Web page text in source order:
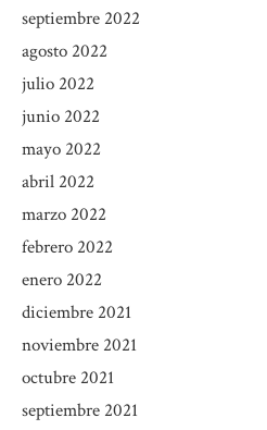
septiembre 2022
agosto 2022
julio 2022
junio 2022
mayo 2022
abril 2022
marzo 2022
febrero 2022
enero 2022
diciembre 2021
noviembre 2021
octubre 2021
septiembre 2021